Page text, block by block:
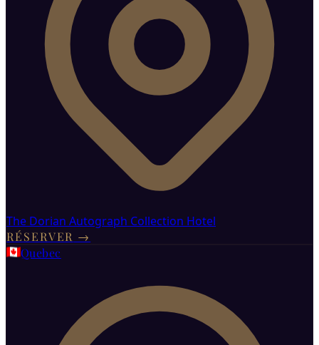
The Dorian Autograph Collection Hotel
RÉSERVER →
Quebec